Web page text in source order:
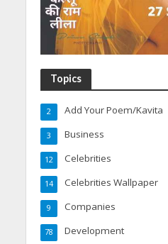
Topics
Add Your Poem/Kavita
2
Business
3
Celebrities
12
Celebrities Wallpaper
14
Companies
9
Development
78